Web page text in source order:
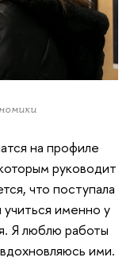
на профиле
руководит
что поступала
именно у
Я люблю работы
ими.